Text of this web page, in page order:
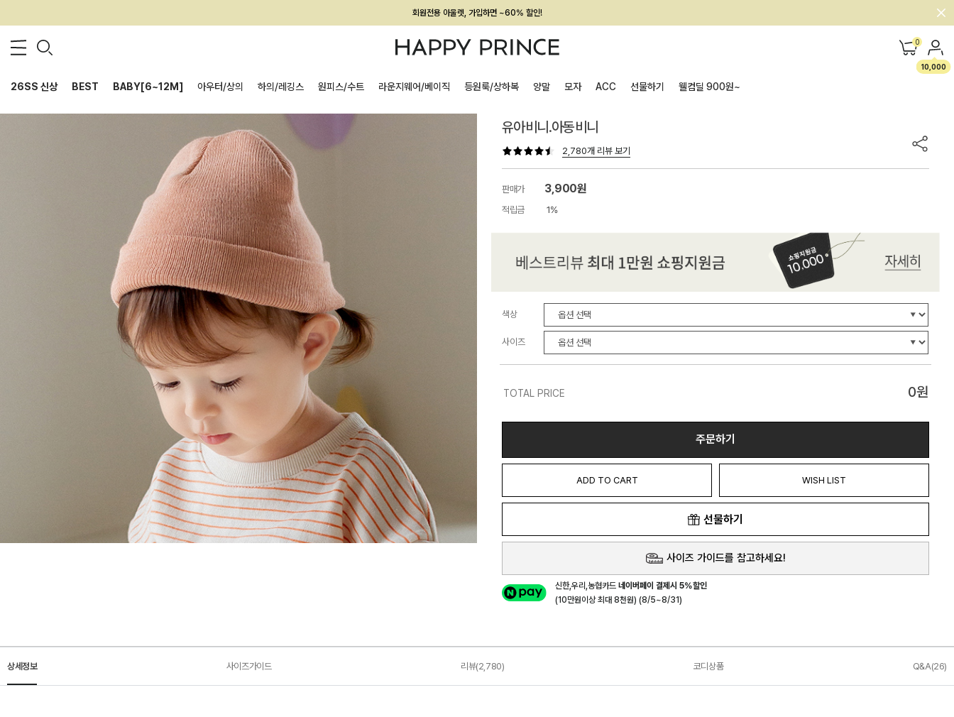
회원전용 아울렛, 가입하면 ~60% 할인!
멤버십 최대 28,000원 혜택 0
10,000
26SS 신상 BEST BABY[6~12M] 아우터/상의 하의/레깅스 원피스/수트 라운지웨어/베이직 등원룩/상하복 양말 모자 ACC 선물하기 웰컴딜 900원~
유아비니.아동비니
2,780개 리뷰 보기
판매가 3,900원
적립금 1%
색상
사이즈
TOTAL PRICE 0원
주문하기
ADD TO CART WISH LIST
선물하기
사이즈 가이드를 참고하세요!
신한,우리,농협카드네이버페이 결제시 5%할인
(10만원이상 최대 8천원) (8/5~8/31)
상세정보 사이즈가이드 리뷰(2,780) 코디상품 Q&A(26)